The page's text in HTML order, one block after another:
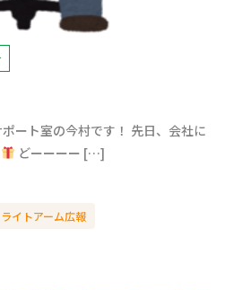
ート室の今村です！ 先日、会社に
どーーーー […]
ライトアーム広報